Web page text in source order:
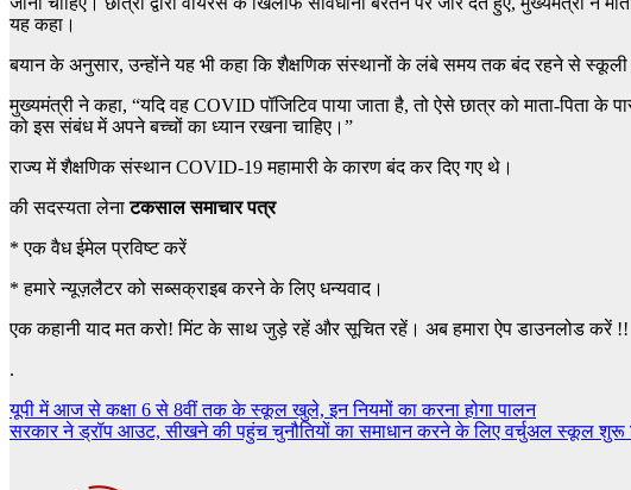
यह कहा।
बयान के अनुसार, उन्होंने यह भी कहा कि शैक्षणिक संस्थानों के लंबे समय तक बंद रहने से स्कूली
मुख्यमंत्री ने कहा, “यदि वह COVID पॉजिटिव पाया जाता है, तो ऐसे छात्र को माता-पिता के
को इस संबंध में अपने बच्चों का ध्यान रखना चाहिए।”
राज्य में शैक्षणिक संस्थान COVID-19 महामारी के कारण बंद कर दिए गए थे।
की सदस्यता लेनाटकसाल समाचार पत्र
* एक वैध ईमेल प्रविष्ट करें
* हमारे न्यूज़लैटर को सब्सक्राइब करने के लिए धन्यवाद।
एक कहानी याद मत करो! मिंट के साथ जुड़े रहें और सूचित रहें। अब हमारा ऐप डाउनलोड करें !!
.
Post
navigation
यूपी में आज से कक्षा 6 से 8वीं तक के स्कूल खुले, इन नियमों का करना होगा पालन
सरकार ने ड्रॉप आउट, सीखने की पहुंच चुनौतियों का समाधान करने के लिए वर्चुअल स्कूल शुरू